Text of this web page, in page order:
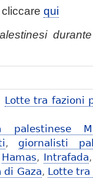
qui
Lotte tra fazioni
palestinese
, giornalisti
Hamas, Intrafada
di Gaza, Lotte